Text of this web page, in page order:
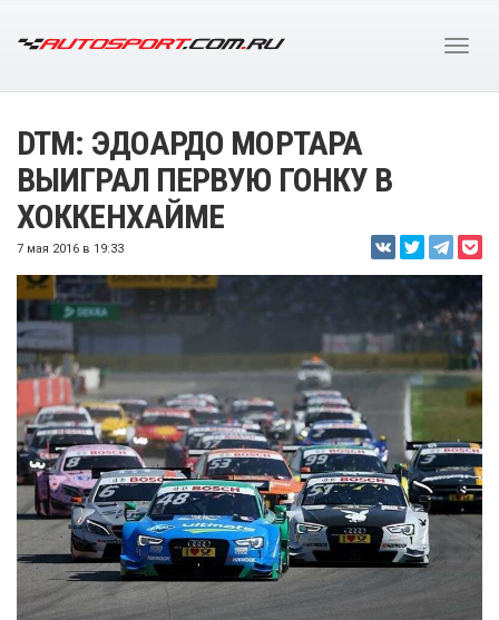
DTM: ЭДОАРДО МОРТАРА
ВЫИГРАЛ ПЕРВУЮ ГОНКУ В
ХОККЕНХАЙМЕ
7 мая 2016 в 19:33